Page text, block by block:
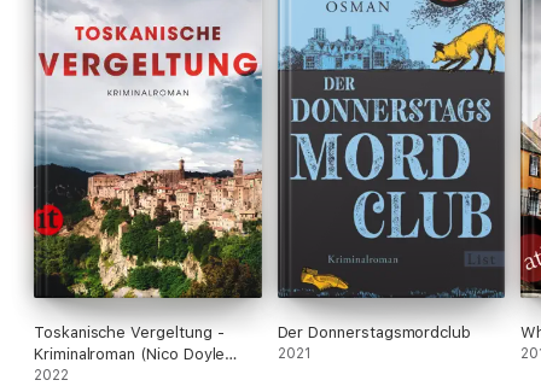
Toskanische Vergeltung -
Kriminalroman (Nico Doyle
ermittelt 2)
2022
Der Donnerstagsmordclub
2021